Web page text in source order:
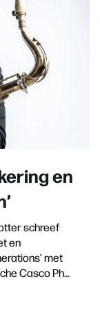
en
schreef
en
met
Casco Ph…